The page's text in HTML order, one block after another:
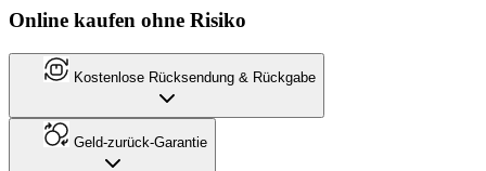
Online kaufen ohne Risiko
Kostenlose Rücksendung & Rückgabe
Geld-zurück-Garantie